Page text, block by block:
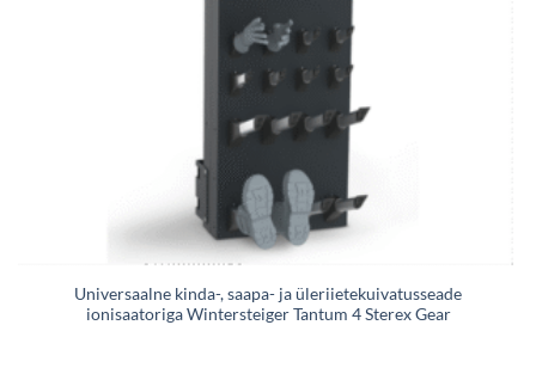
Universaalne kinda-, saapa- ja üleriietekuivatusseade
ionisaatoriga Wintersteiger Tantum 4 Sterex Gear